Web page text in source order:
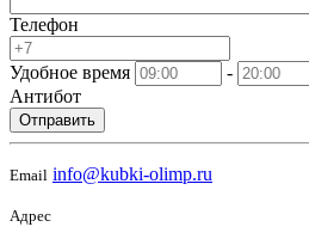
Телефон
Удобное время
-
Антибот
Отправить
Email info@kubki-olimp.ru
Адрес